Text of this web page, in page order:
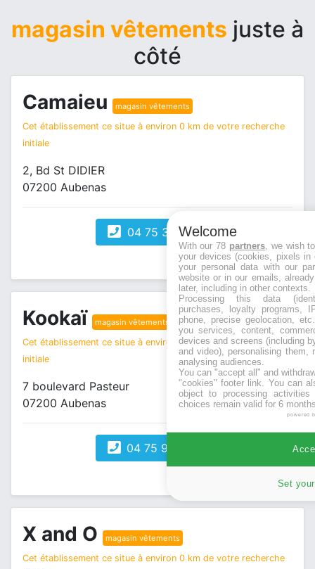
magasin vêtements juste à
côté
Camaieu magasin vêtements
Cet établissement ce situe à environ 0 km de votre recherche
initiale
2, Bd St DIDIER
07200 Aubenas
04 75 35 98 07
Kookaï magasin vêtements
Cet établissement ce situe à environ 0 km de votre recherche
initiale
7 boulevard Pasteur
07200 Aubenas
04 75 93 85 35
X and O magasin vêtements
Cet établissement ce situe à environ 0 km de votre recherche
Welcome
With our 78 partners, we wish
your devices (cookies, pixels
your personal data with our
website or in our emails,
later, including in other contexts.
Processing this data
purchases, loyalty programs,
phone, precise geolocation,
you services, content,
devices and screens (including
and video), personalising them,
analysing audiences.
You can "accept all" and
"cookies" footer link. You can
object to processing
choices remain valid for 6
powered
Set